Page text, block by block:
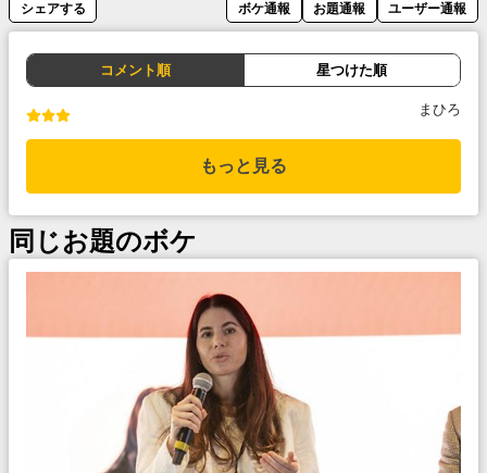
シェアする ボケ通報 お題通報 ユーザー通報
コメント順 星つけた順
まひろ
もっと見る
同じお題のボケ